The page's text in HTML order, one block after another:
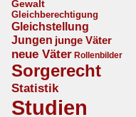
Gewalt
Gleichberechtigung
Gleichstellung
Jungen junge Väter
neue Väter Rollenbilder
Sorgerecht
Statistik
Studien